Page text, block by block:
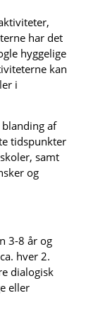
har det
hyggelige
kan
i
af
tidspunkter
samt
og
3-8 år og
hver 2.
dialogisk
eller